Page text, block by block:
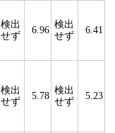
検出
せず
6.96
検出
せず
6.41
検出
せず
5.78
検出
せず
5.23